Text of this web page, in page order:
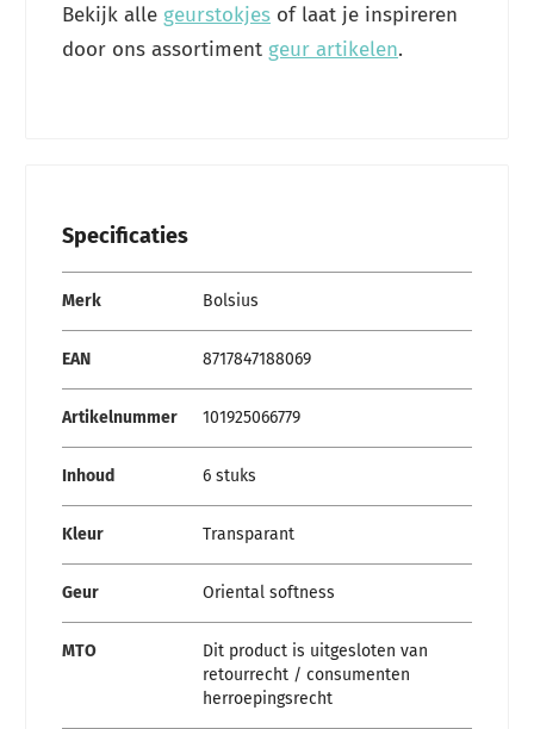
Bekijk alle geurstokjes of laat je inspireren
door ons assortiment geur artikelen.
Specificaties
Merk
Bolsius
EAN 8717847188069
Artikelnummer 101925066779
Inhoud 6 stuks
Kleur Transparant
Geur Oriental softness
MTO
Dit product is uitgesloten van
retourrecht / consumenten
herroepingsrecht